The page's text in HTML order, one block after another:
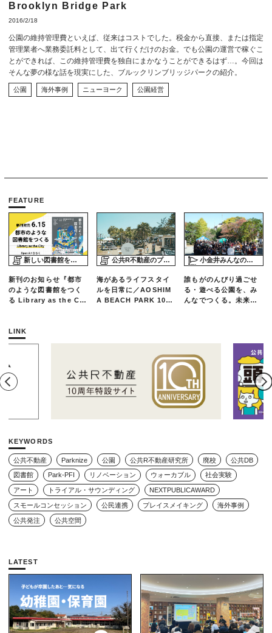
Brooklyn Bridge Park
2016/2/18
公園の維持管理費といえば、従来はコストでした。税金から直接、または指定
管理業者へ業務委託料として、出て行くだけのお金。でも公園の運営で稼ぐこ
とができれば、この維持管理費を独自にまかなうことができるはず…。今回は
そんな夢の様な話を現実にした、ブルックリンブリッジパークの紹介。
公園 海外事例 ニューヨーク 公園経営
FEATURE
新しい図書館をめぐる旅
新刊のお知らせ『都市
のような図書館をつく
る Library as the Cit
公共R不動産のプロジェクトスタディ
海があるライフスタイ
ルを日常に／AOSHIM
A BEACH PARK 10年
小金井みんなの公園プロジェクト「play here」
誰もがのんびり過ごせ
る・遊べる公園を、み
んなでつくる。未来の
LINK
KEYWORDS
公共不動産 Parknize 公園 公共R不動産研究所 廃校 公共DB
図書館 Park-PFI リノベーション ウォーカブル 社会実験
アート トライアル・サウンディング NEXTPUBLICAWARD
スモールコンセッション 公民連携 プレイスメイキング 海外事例
公共発注 公共空間
LATEST